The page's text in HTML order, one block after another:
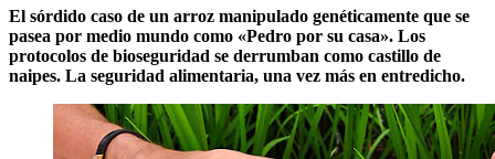
El sórdido caso de un arroz manipulado genéticamente que se
pasea por medio mundo como «Pedro por su casa». Los
protocolos de bioseguridad se derrumban como castillo de
naipes. La seguridad alimentaria, una vez más en entredicho.